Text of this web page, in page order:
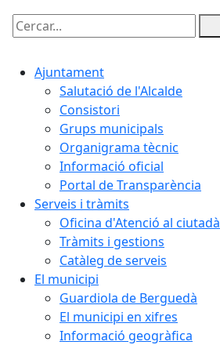
Cercar:
Ajuntament
Salutació de l'Alcalde
Consistori
Grups municipals
Organigrama tècnic
Informació oficial
Portal de Transparència
Serveis i tràmits
Oficina d'Atenció al ciutadà
Tràmits i gestions
Catàleg de serveis
El municipi
Guardiola de Berguedà
El municipi en xifres
Informació geogràfica